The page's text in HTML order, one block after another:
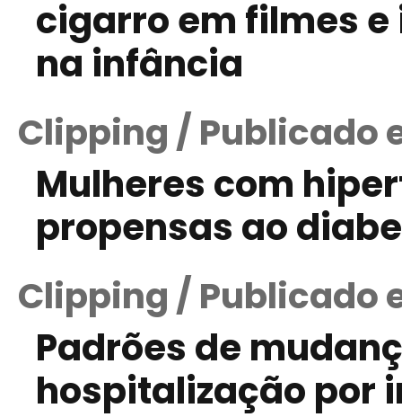
cigarro em filmes
na infância
Clipping / Publicado
Mulheres com
propensas ao
Clipping / Publicado
Padrões de
hospitalização por